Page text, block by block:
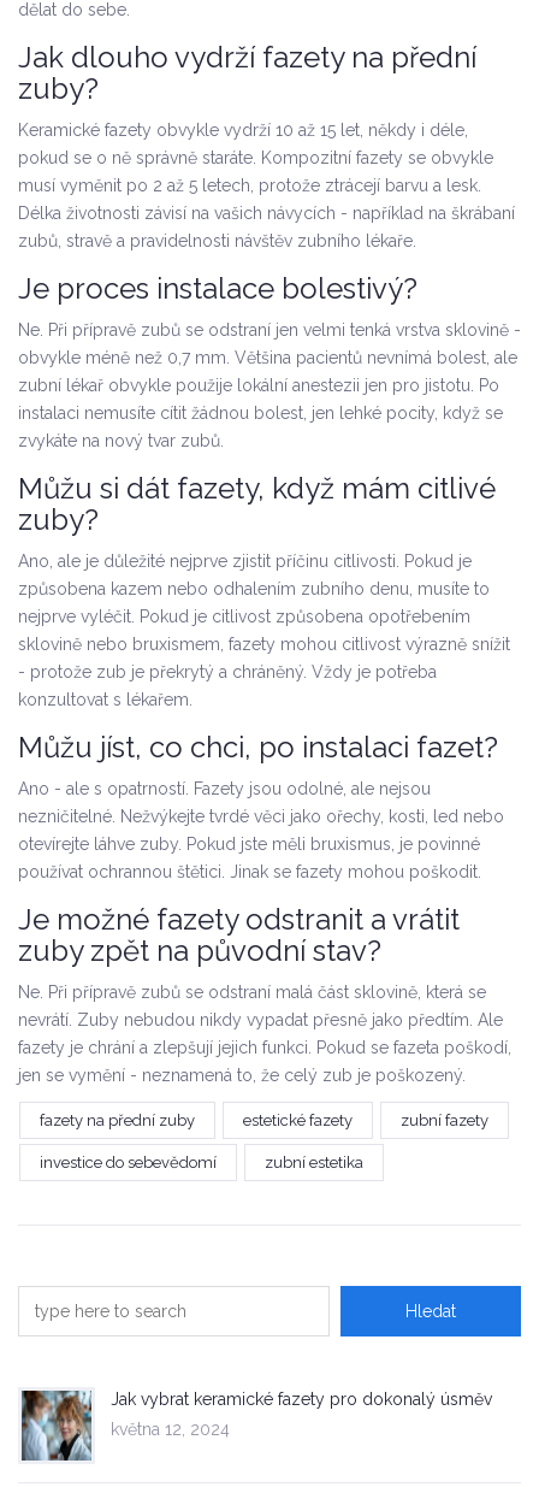
dělat do sebe.
Jak dlouho vydrží fazety na přední
zuby?
Keramické fazety obvykle vydrží 10 až 15 let, někdy i déle,
pokud se o ně správně staráte. Kompozitní fazety se obvykle
musí vyměnit po 2 až 5 letech, protože ztrácejí barvu a lesk.
Délka životnosti závisí na vašich návycích - například na škrábaní
zubů, stravě a pravidelnosti návštěv zubního lékaře.
Je proces instalace bolestivý?
Ne. Při přípravě zubů se odstraní jen velmi tenká vrstva sklovině -
obvykle méně než 0,7 mm. Většina pacientů nevnímá bolest, ale
zubní lékař obvykle použije lokální anestezii jen pro jistotu. Po
instalaci nemusíte cítit žádnou bolest, jen lehké pocity, když se
zvykáte na nový tvar zubů.
Můžu si dát fazety, když mám citlivé
zuby?
Ano, ale je důležité nejprve zjistit příčinu citlivosti. Pokud je
způsobena kazem nebo odhalením zubního denu, musíte to
nejprve vyléčit. Pokud je citlivost způsobena opotřebením
sklovině nebo bruxismem, fazety mohou citlivost výrazně snížit
- protože zub je překrytý a chráněný. Vždy je potřeba
konzultovat s lékařem.
Můžu jíst, co chci, po instalaci fazet?
Ano - ale s opatrností. Fazety jsou odolné, ale nejsou
nezničitelné. Nežvýkejte tvrdé věci jako ořechy, kosti, led nebo
otevírejte láhve zuby. Pokud jste měli bruxismus, je povinné
používat ochrannou štětici. Jinak se fazety mohou poškodit.
Je možné fazety odstranit a vrátit
zuby zpět na původní stav?
Ne. Při přípravě zubů se odstraní malá část sklovině, která se
nevrátí. Zuby nebudou nikdy vypadat přesně jako předtím. Ale
fazety je chrání a zlepšují jejich funkci. Pokud se fazeta poškodí,
jen se vymění - neznamená to, že celý zub je poškozený.
fazety na přední zuby estetické fazety zubní fazety
investice do sebevědomí zubní estetika
Jak vybrat keramické fazety pro dokonalý úsměv
května 12, 2024